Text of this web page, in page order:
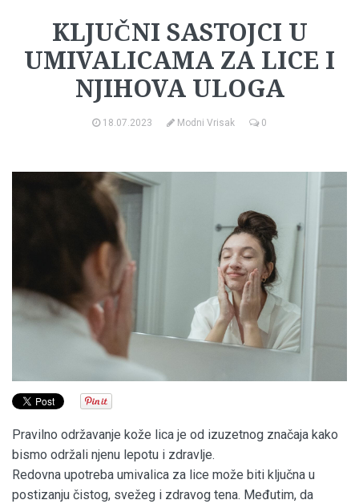
KLJUČNI SASTOJCI U
UMIVALICAMA ZA LICE I
NJIHOVA ULOGA
18.07.2023 Modni Vrisak 0
Pravilno održavanje kože lica je od izuzetnog značaja kako
bismo održali njenu lepotu i zdravlje.
Redovna upotreba umivalica za lice može biti ključna u
postizanju čistog, svežeg i zdravog tena. Međutim, da